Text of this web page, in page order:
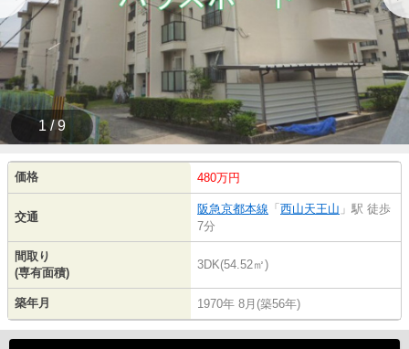
1 / 9
価格 480万円
交通
阪急京都本線 「 西山天王山 」駅 徒歩
7分
間取り
(専有面積)
3DK(54.52㎡)
築年月 1970年 8月(築56年)